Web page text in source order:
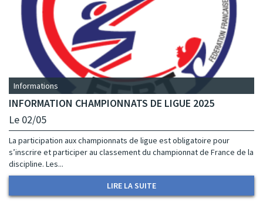
Informations
INFORMATION CHAMPIONNATS DE LIGUE 2025
Le 02/05
La participation aux championnats de ligue est obligatoire pour
s’inscrire et participer au classement du championnat de France de la
discipline. Les...
LIRE LA SUITE